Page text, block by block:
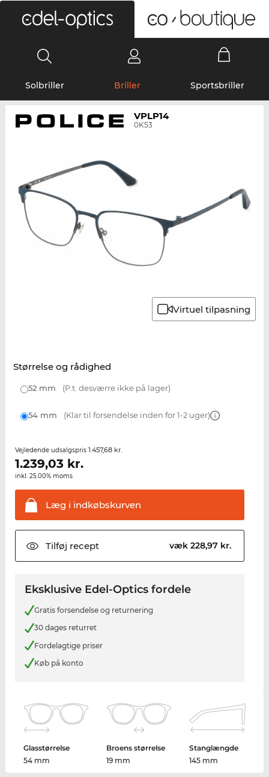
Solbriller Briller Sportsbriller
VPLP14
0K53
Virtuel tilpasning
Størrelse og rådighed
52 mm (P.t. desværre ikke på lager)
54 mm (Klar til forsendelse inden for 1-2 uger)
Vejledende udsalgspris 1.457,68 kr.
1.239,03 kr.
inkl. 25.00% moms
Læg i indkøbskurven
Tilføj recept væk 228,97 kr.
Eksklusive Edel-Optics fordele
Gratis forsendelse og returnering
30 dages returret
Fordelagtige priser
Køb på konto
Glasstørrelse
54 mm
Broens størrelse
19 mm
Stanglængde
145 mm